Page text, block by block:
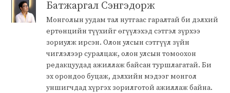
Батжаргал Сэнгэдорж
Монголын уудам тал нутгаас гаралтай би дэлхий
ертөнцийн түүхийг өгүүлэхэд сэтгэл зүрхээ
зориулж ирсэн. Олон улсын сэтгүүл зүйн
чиглэлээр суралцаж, олон улсын томоохон
редакцуудад ажиллаж байсан туршлагатай. Би
эх орондоо буцаж, дэлхийн мэдээг монгол
уншигчдад хүргэх зорилготой ажиллаж байна.